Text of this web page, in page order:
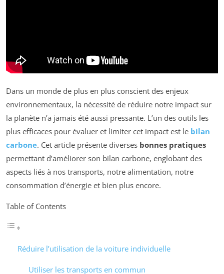
Dans un monde de plus en plus conscient des enjeux
environnementaux, la nécessité de réduire notre impact sur
la planète n’a jamais été aussi pressante. L’un des outils les
plus efficaces pour évaluer et limiter cet impact est le bilan
carbone. Cet article présente diverses bonnes pratiques
permettant d’améliorer son bilan carbone, englobant des
aspects liés à nos transports, notre alimentation, notre
consommation d’énergie et bien plus encore.
Table of Contents
Réduire l’utilisation de la voiture individuelle
Utiliser les transports en commun